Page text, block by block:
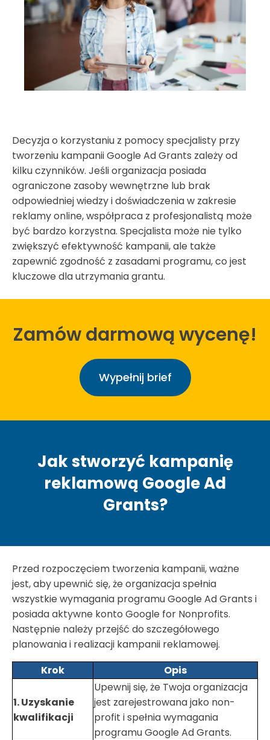
Decyzja o korzystaniu z pomocy specjalisty przy
tworzeniu kampanii Google Ad Grants zależy od
kilku czynników. Jeśli organizacja posiada
ograniczone zasoby wewnętrzne lub brak
odpowiedniej wiedzy i doświadczenia w zakresie
reklamy online, współpraca z profesjonalistą może
być bardzo korzystna. Specjalista może nie tylko
zwiększyć efektywność kampanii, ale także
zapewnić zgodność z zasadami programu, co jest
kluczowe dla utrzymania grantu.
Zamów darmową wycenę!
Wypełnij brief
Jak stworzyć kampanię
reklamową Google Ad
Grants?
Przed rozpoczęciem tworzenia kampanii, ważne
jest, aby upewnić się, że organizacja spełnia
wszystkie wymagania programu Google Ad Grants i
posiada aktywne konto Google for Nonprofits.
Następnie należy przejść do szczegółowego
planowania i realizacji kampanii reklamowej.
Krok
Opis
1. Uzyskanie
kwalifikacji
Upewnij się, że Twoja organizacja
jest zarejestrowana jako non-
profit i spełnia wymagania
programu Google Ad Grants.